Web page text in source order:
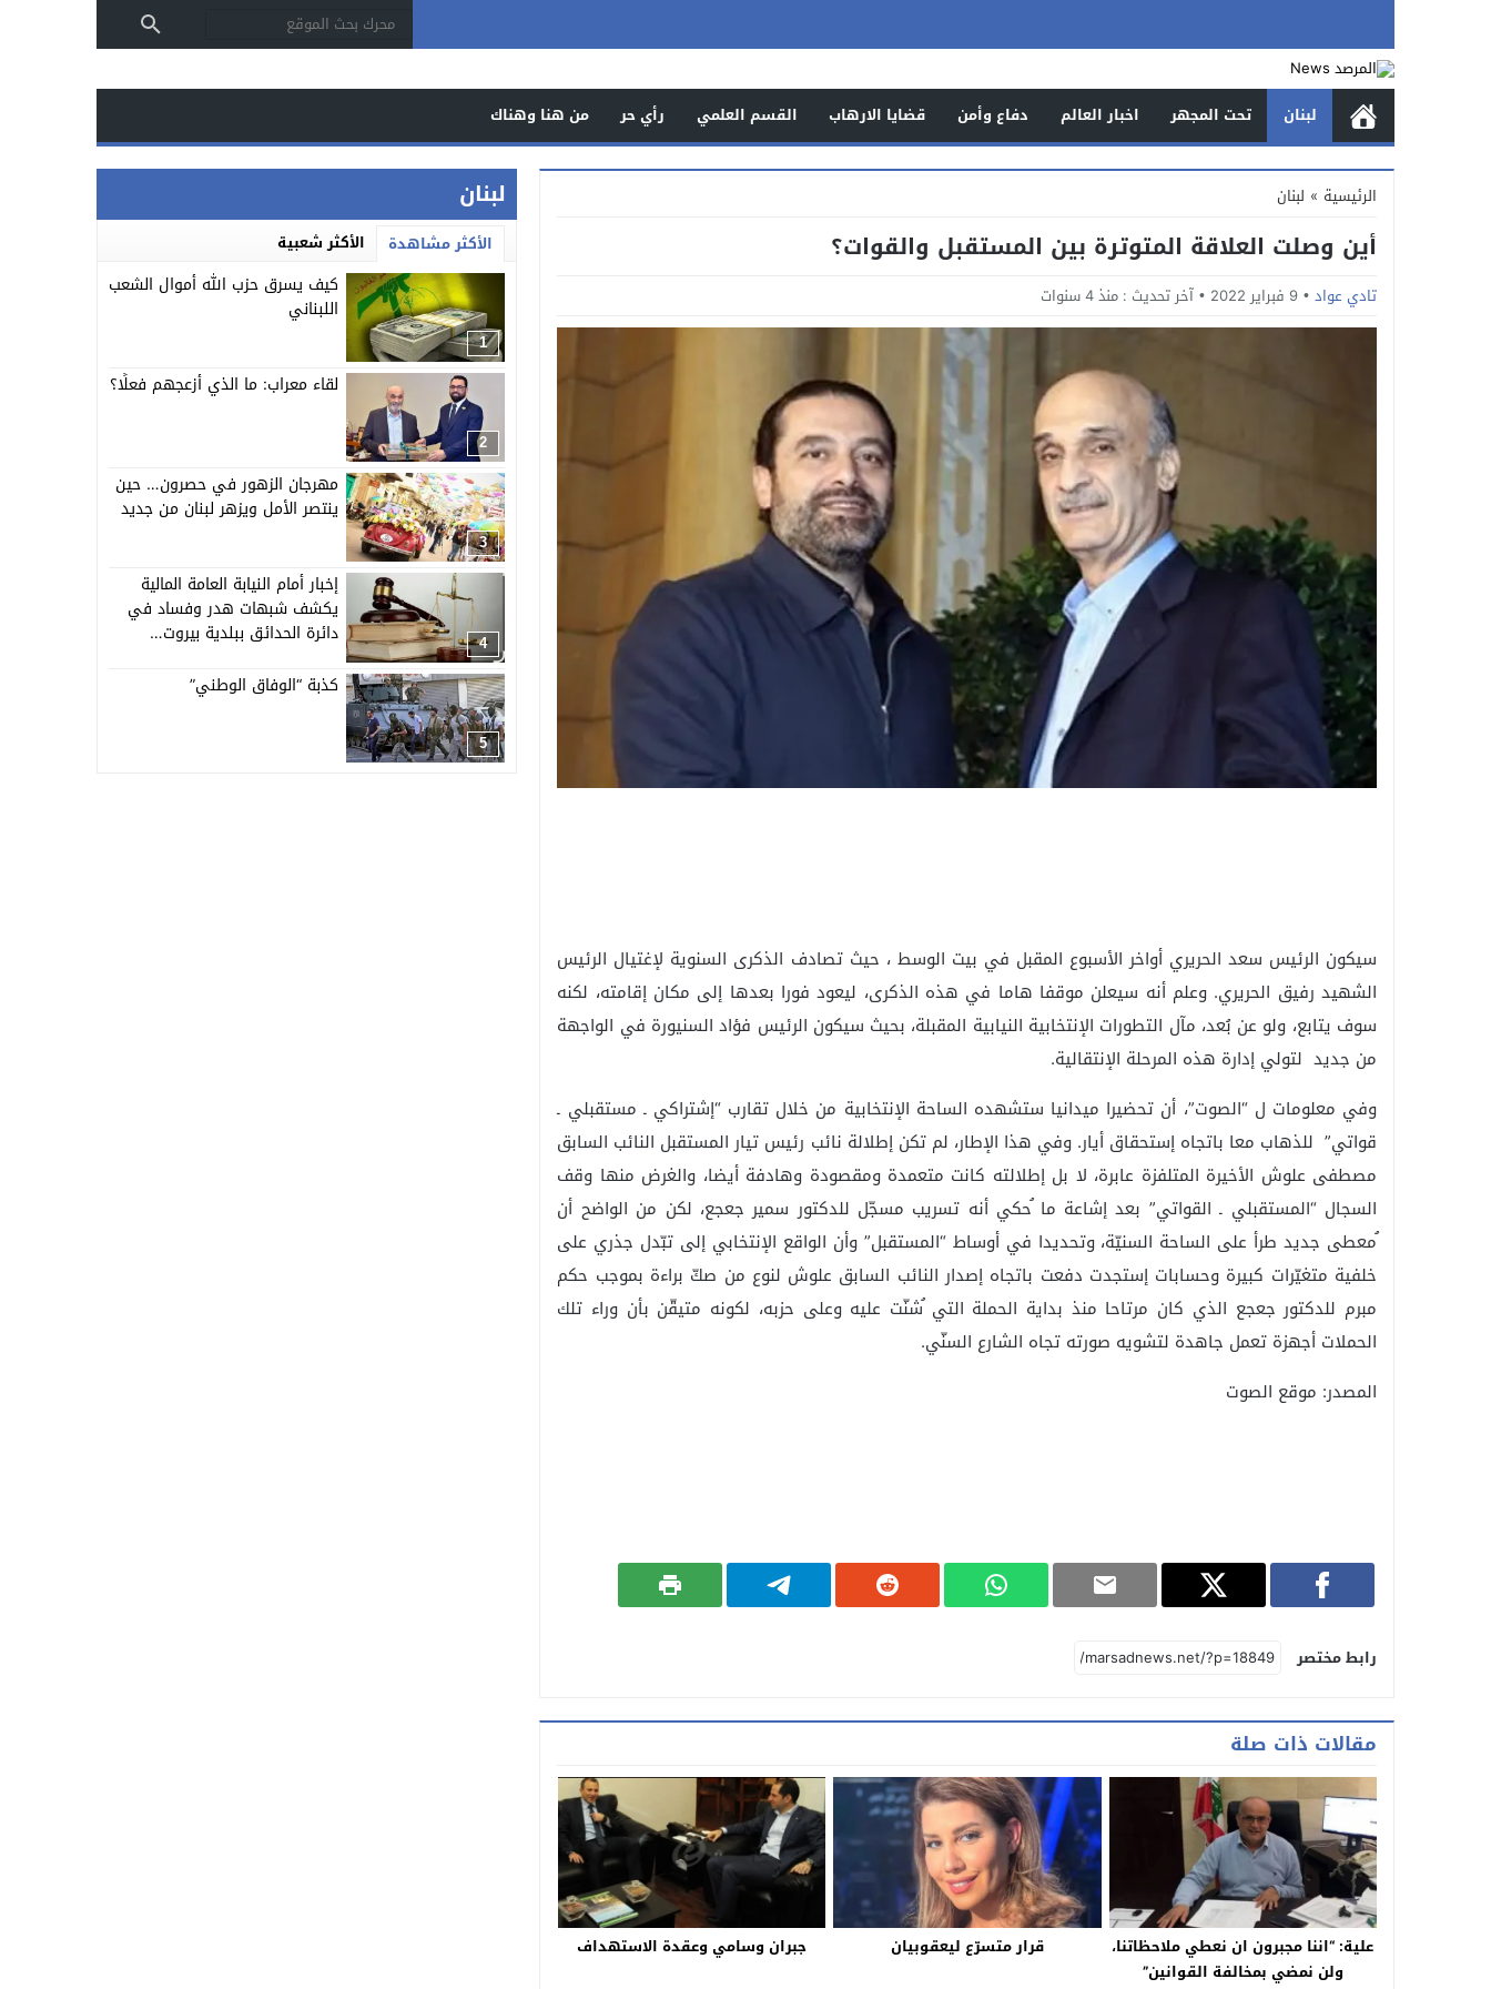
لبنان تحت المجهر اخبار العالم دفاع وأمن قضايا الارهاب القسم العلمي رأي حر من هنا وهناك
الرئيسية » لبنان
أين وصلت العلاقة المتوترة بين المستقبل والقوات؟
تادي عواد 9 فبراير 2022 آخر تحديث : منذ 4 سنوات
سيكون الرئيس سعد الحريري أواخر الأسبوع المقبل في بيت الوسط ، حيث تصادف الذكرى السنوية لإغتيال الرئيس
الشهيد رفيق الحريري. وعلم أنه سيعلن موقفا هاما في هذه الذكرى، ليعود فورا بعدها إلى مكان إقامته، لكنه
سوف يتابع، ولو عن بُعد، مآل التطورات الإنتخابية النيابية المقبلة، بحيث سيكون الرئيس فؤاد السنيورة في الواجهة
من جديد لتولي إدارة هذه المرحلة الإنتقالية.
وفي معلومات ل “الصوت”، أن تحضيرا ميدانيا ستشهده الساحة الإنتخابية من خلال تقارب “إشتراكي ـ مستقبلي ـ
قواتي” للذهاب معا باتجاه إستحقاق أيار. وفي هذا الإطار، لم تكن إطلالة نائب رئيس تيار المستقبل النائب السابق
مصطفى علوش الأخيرة المتلفزة عابرة، لا بل إطلالته كانت متعمدة ومقصودة وهادفة أيضا، والغرض منها وقف
السجال “المستقبلي ـ القواتي” بعد إشاعة ما ُحكي أنه تسريب مسجّل للدكتور سمير جعجع، لكن من الواضح أن
ُمعطى جديد طرأ على الساحة السنيّة، وتحديدا في أوساط “المستقبل” وأن الواقع الإنتخابي إلى تبّدل جذري على
خلفية متغيّرات كبيرة وحسابات إستجدت دفعت باتجاه إصدار النائب السابق علوش لنوع من صكّ براءة بموجب حكم
مبرم للدكتور جعجع الذي كان مرتاحا منذ بداية الحملة التي ُشنّت عليه وعلى حزبه، لكونه متيقّن بأن وراء تلك
الحملات أجهزة تعمل جاهدة لتشويه صورته تجاه الشارع السنّي.
المصدر: موقع الصوت
رابط مختصر
مقالات ذات صلة
علية: “اننا مجبرون ان نعطي ملاحظاتنا،
ولن نمضي بمخالفة القوانين”
قرار متسرّع ليعقوبيان جبران وسامي وعقدة الاستهداف
لبنان
الأكثر مشاهدة الأكثر شعبية
1
كيف يسرق حزب الله أموال الشعب
اللبناني
2
لقاء معراب: ما الذي أزعجهم فعلًا؟
3
مهرجان الزهور في حصرون… حين
ينتصر الأمل ويزهر لبنان من جديد
4
إخبار أمام النيابة العامة المالية
يكشف شبهات هدر وفساد في
دائرة الحدائق ببلدية بيروت…
5
كذبة “الوفاق الوطني”